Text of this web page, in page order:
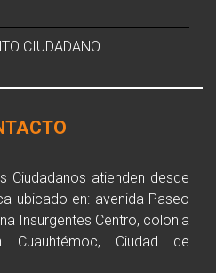
CIUDADANO
Ciudadanos atienden desde
ubicado en: avenida Paseo
Insurgentes Centro, colonia
Cuauhtémoc, Ciudad de